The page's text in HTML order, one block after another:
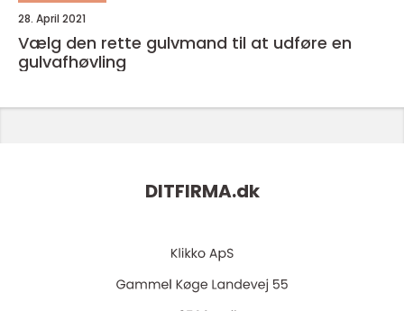
28. April 2021
Vælg den rette gulvmand til at udføre en
gulvafhøvling
DITFIRMA.dk